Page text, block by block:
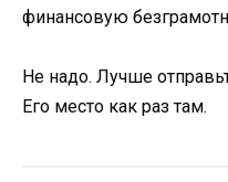
финансовую
Не надо. Лучше
Его место как раз там.